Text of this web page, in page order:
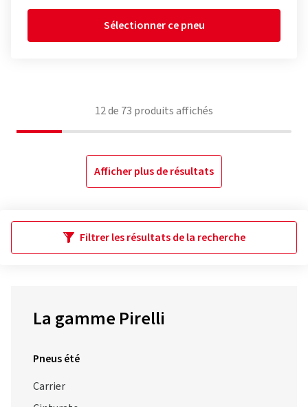
Sélectionner ce pneu
12de 73 produits affichés
Afficher plus de résultats
Filtrer les résultats de la recherche
La gamme Pirelli
Pneus été
Carrier